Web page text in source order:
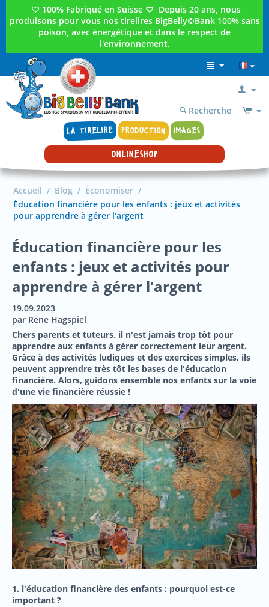
♡ 100% Fabriqué en Suisse ♡ Depuis 20 ans, nous
produisons pour vous nos tirelires BigBelly©Bank 100% sans
poison, avec énergétique et dans le respect de
l'environnement.
LA TIRELIRE PRODUCTION IMAGES
Recherche
ONLINESHOP
Accueil / Blog / Économiser /
Éducation financière pour les enfants : jeux et activités
pour apprendre à gérer l'argent
Éducation financière pour les
enfants : jeux et activités pour
apprendre à gérer l'argent
19.09.2023
par Rene Hagspiel
Chers parents et tuteurs, il n'est jamais trop tôt pour
apprendre aux enfants à gérer correctement leur argent.
Grâce à des activités ludiques et des exercices simples, ils
peuvent apprendre très tôt les bases de l'éducation
financière. Alors, guidons ensemble nos enfants sur la voie
d'une vie financière réussie !
1. l'éducation financière des enfants : pourquoi est-ce
important ?